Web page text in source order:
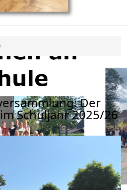
Der
Schuljahr 2025/26